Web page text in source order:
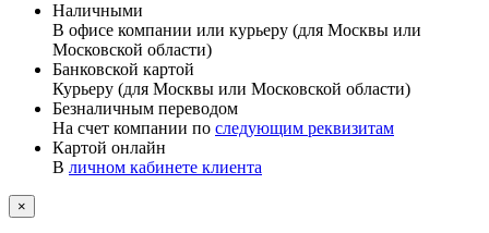
Наличными
В офисе компании или курьеру (для Москвы или
Московской области)
Банковской картой
Курьеру (для Москвы или Московской области)
Безналичным переводом
На счет компании по следующим реквизитам
Картой онлайн
В личном кабинете клиента
×